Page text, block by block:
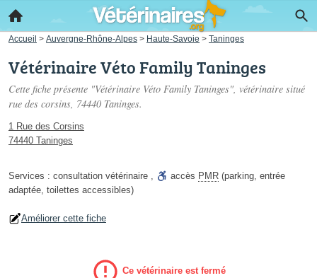
Accueil > Auvergne-Rhône-Alpes > Haute-Savoie > Taninges
Vétérinaire Véto Family Taninges
Cette fiche présente "Vétérinaire Véto Family Taninges", vétérinaire situé
rue des corsins, 74440 Taninges.
1 Rue des Corsins
74440 Taninges
Services : consultation vétérinaire , accès PMR (parking, entrée
adaptée, toilettes accessibles)
Améliorer cette fiche
Ce vétérinaire est fermé